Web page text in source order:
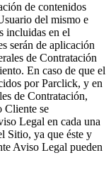
de contenidos
del mismo e
incluidas en el
serán de aplicación
de Contratación
En caso de que el
por Parclick, y en
de Contratación,
Cliente se
Legal en cada una
Sitio, ya que éste y
Aviso Legal pueden